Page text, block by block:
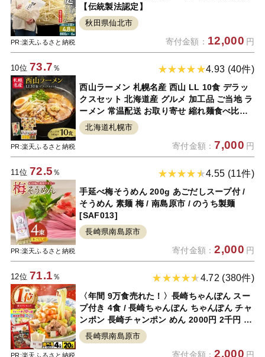
PR:楽天ふるさと納税
【伝統製法認定】
秋田県仙北市
寄付金額： 12,000 円
10位 73.7 ％
PR:楽天ふるさと納税
4.93 (40件)
西山ラーメン 札幌名産 西山 LL 10食 デラッ
クスセット 北海道産 グルメ 加工品 ご当地 ラ
ーメン 常温配送 お取り寄せ 縮れ麺食べ比べ
味噌 醤油塩 食べ比べ スープ付 メンマ コーン
具 トッピング付き 贈り物 ギフト 札幌市
北海道札幌市
寄付金額： 7,000 円
11位 72.5 ％
PR:楽天ふるさと納税
4.55 (11件)
手延べ梅そうめん 200g あごだしスープ付 /
そうめん 素麺 梅 / 南島原市 / のうち製麺
[SAF013]
長崎県南島原市
寄付金額：2,000 円
12位 71.1 ％
PR:楽天ふるさと納税
4.72 (380件)
〈年間 9万食売れた！〉長崎ちゃんぽん スー
プ付き 4食 / 長崎ちゃんぽん ちゃんぽん チャ
ンポン 長崎チャンポン めん 2000円 2千円 と
んこつ 麺 / 南島原市 / こじま製麺 [SAZ005]
長崎県南島原市
寄付金額：2,000 円